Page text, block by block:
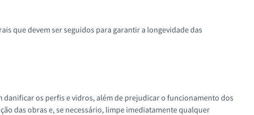
que devem ser seguidos para garantir a longevidade das
danificar os perfis e vidros, além de prejudicar o funcionamento dos
das obras e, se necessário, limpe imediatamente qualquer